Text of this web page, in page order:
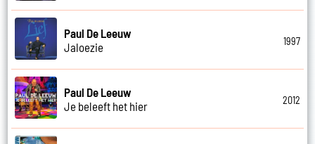
Paul De Leeuw
Jaloezie
1997
Paul De Leeuw
Je beleeft het hier
2012